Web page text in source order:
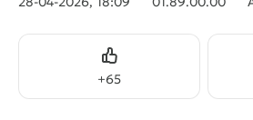
+65
Нравится